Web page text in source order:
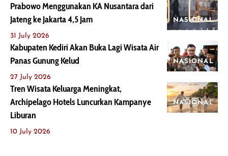
NASIONAL
Prabowo Menggunakan KA Nusantara dari
Jateng ke Jakarta 4,5 Jam
31 July 2026
NASIONAL
Kabupaten Kediri Akan Buka Lagi Wisata Air
Panas Gunung Kelud
27 July 2026
NASIONAL
Tren Wisata Keluarga Meningkat,
Archipelago Hotels Luncurkan Kampanye
Liburan
10 July 2026